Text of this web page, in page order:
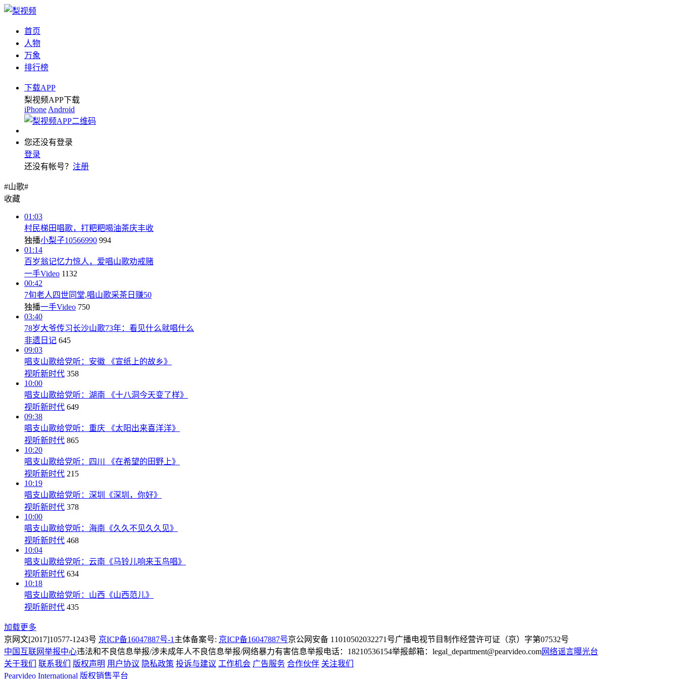
首页
人物
万象
排行榜
下载APP
梨视频APP下载
iPhone Android
您还没有登录
登录
还没有帐号？ 注册
#山歌#
收藏
01:03
村民梯田唱歌，打粑粑喝油茶庆丰收
独播小梨子10566990 994
01:14
百岁翁记忆力惊人，爱唱山歌劝戒赌
一手Video 1132
00:42
7旬老人四世同堂,唱山歌采茶日赚50
独播一手Video 750
03:40
78岁大爷传习长沙山歌73年：看见什么就唱什么
非遗日记 645
09:03
唱支山歌给党听：安徽 《宣纸上的故乡》
视听新时代 358
10:00
唱支山歌给党听：湖南 《十八洞今天变了样》
视听新时代 649
09:38
唱支山歌给党听：重庆 《太阳出来喜洋洋》
视听新时代 865
10:20
唱支山歌给党听：四川 《在希望的田野上》
视听新时代 215
10:19
唱支山歌给党听：深圳《深圳，你好》
视听新时代 378
10:00
唱支山歌给党听：海南《久久不见久久见》
视听新时代 468
10:04
唱支山歌给党听：云南《马铃儿响来玉鸟唱》
视听新时代 634
10:18
唱支山歌给党听：山西《山西范儿》
视听新时代 435
加载更多
京网文[2017]10577-1243号 京ICP备16047887号-1 主体备案号: 京ICP备16047887号京公网安备 11010502032271号广播电视节目制作经营许可证（京）字第07532号
中国互联网举报中心违法和不良信息举报/涉未成年人不良信息举报/网络暴力有害信息举报电话：18210536154举报邮箱：legal_department@pearvideo.com网络谣言曝光台
关于我们
联系我们 版权声明 用户协议 隐私政策 投诉与建议 工作机会 广告服务 合作伙伴 关注我们
Pearvideo International 版权销售平台